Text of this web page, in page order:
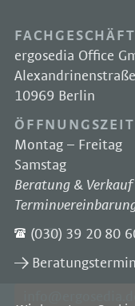
ergosedia Office
10969 Berlin
Montag – Freitag
Samstag
Beratung &
(030) 39 20 80